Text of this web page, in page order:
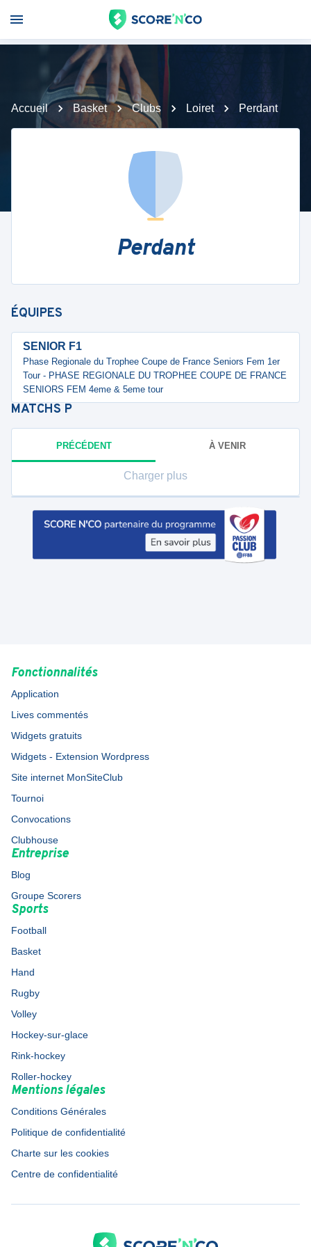
Accueil Basket Clubs Loiret Perdant
Perdant
ÉQUIPES
SENIOR F1
Phase Regionale du Trophee Coupe de France Seniors Fem 1er
Tour - PHASE REGIONALE DU TROPHEE COUPE DE FRANCE
SENIORS FEM 4eme & 5eme tour
MATCHS P
PRÉCÉDENT À VENIR
Charger plus
Fonctionnalités
Application
Lives commentés
Widgets gratuits
Widgets - Extension Wordpress
Site internet MonSiteClub
Tournoi
Convocations
Clubhouse
Entreprise
Blog
Groupe Scorers
Sports
Football
Basket
Hand
Rugby
Volley
Hockey-sur-glace
Rink-hockey
Roller-hockey
Mentions légales
Conditions Générales
Politique de confidentialité
Charte sur les cookies
Centre de confidentialité